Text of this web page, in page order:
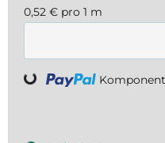
0,52 € pro 1 m
inkl. 19% USt. , zzgl.
Loading...